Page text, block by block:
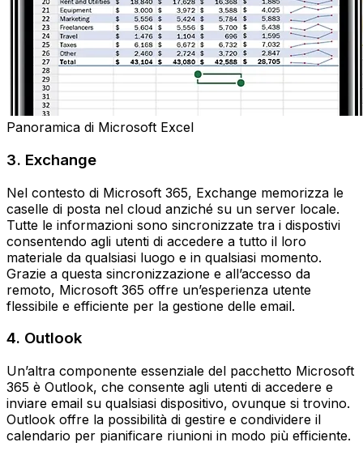
Panoramica di Microsoft Excel
3. Exchange
Nel contesto di Microsoft 365, Exchange memorizza le
caselle di posta nel cloud anziché su un server locale.
Tutte le informazioni sono sincronizzate tra i dispostivi
consentendo agli utenti di accedere a tutto il loro
materiale da qualsiasi luogo e in qualsiasi momento.
Grazie a questa sincronizzazione e all’accesso da
remoto, Microsoft 365 offre un’esperienza utente
flessibile e efficiente per la gestione delle email.
4. Outlook
Un’altra componente essenziale del pacchetto Microsoft
365 è Outlook, che consente agli utenti di accedere e
inviare email su qualsiasi dispositivo, ovunque si trovino.
Outlook offre la possibilità di gestire e condividere il
calendario per pianificare riunioni in modo più efficiente.